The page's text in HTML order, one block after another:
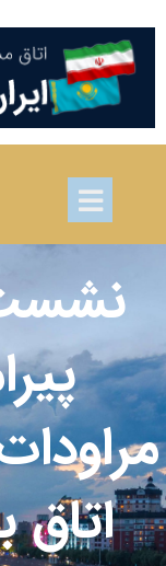
اتاق